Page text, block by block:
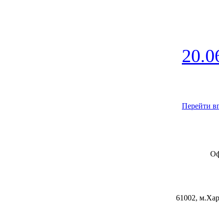
Перейти
61002,